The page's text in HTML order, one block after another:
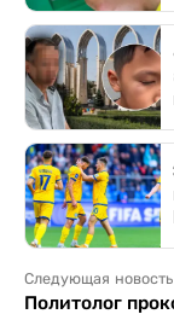
Следующая новость
Политолог